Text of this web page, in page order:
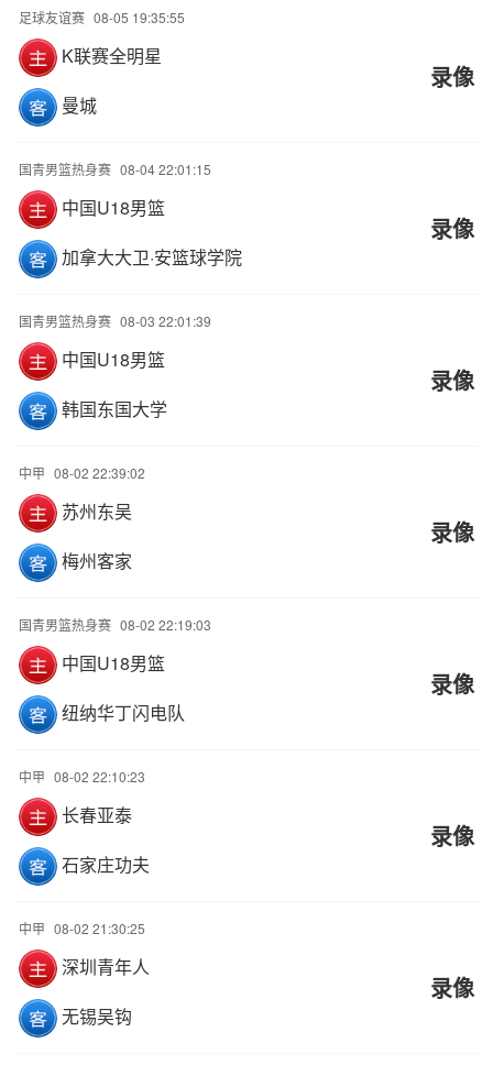
足球友谊赛 08-05 19:35:55
K联赛全明星
曼城
录像
国青男篮热身赛 08-04 22:01:15
中国U18男篮
加拿大大卫·安篮球学院
录像
国青男篮热身赛 08-03 22:01:39
中国U18男篮
韩国东国大学
录像
中甲 08-02 22:39:02
苏州东吴
梅州客家
录像
国青男篮热身赛 08-02 22:19:03
中国U18男篮
纽纳华丁闪电队
录像
中甲 08-02 22:10:23
长春亚泰
石家庄功夫
录像
中甲 08-02 21:30:25
深圳青年人
无锡吴钩
录像